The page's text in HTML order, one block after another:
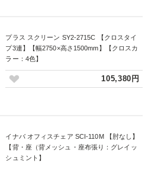
プラス スクリーン SY2-2715C 【クロスタイ
プ3連】【幅2750×高さ1500mm】【クロスカ
ラー：4色】
105,380円
イナバ オフィスチェア SCI-110M 【肘なし】
【背・座（背メッシュ・座布張り：グレイッ
シュミント】